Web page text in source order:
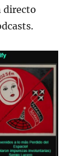
directo